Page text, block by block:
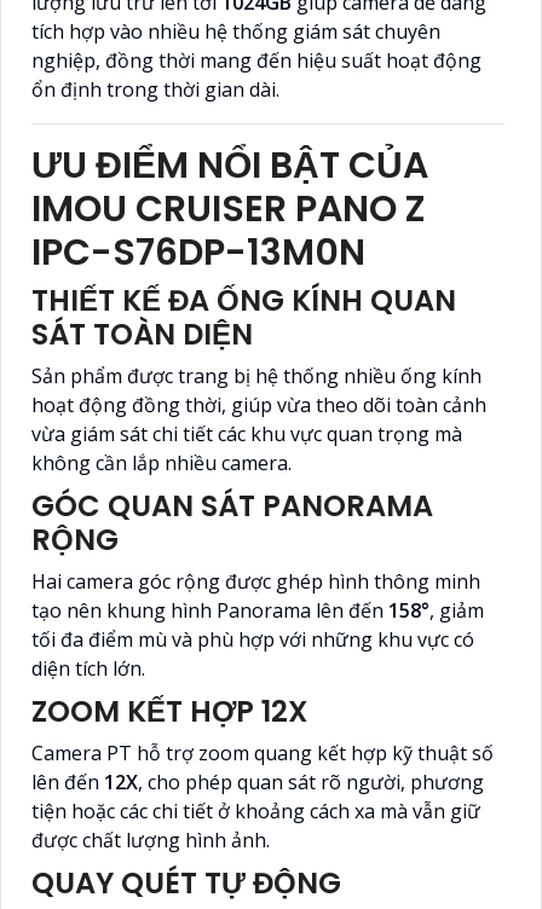
tích hợp vào nhiều hệ thống giám sát chuyên
nghiệp, đồng thời mang đến hiệu suất hoạt động
ổn định trong thời gian dài.
ƯU ĐIỂM NỔI BẬT CỦA
IMOU CRUISER PANO Z
IPC-S76DP-13M0N
THIẾT KẾ ĐA ỐNG KÍNH QUAN
SÁT TOÀN DIỆN
Sản phẩm được trang bị hệ thống nhiều ống kính
hoạt động đồng thời, giúp vừa theo dõi toàn cảnh
vừa giám sát chi tiết các khu vực quan trọng mà
không cần lắp nhiều camera.
GÓC QUAN SÁT PANORAMA
RỘNG
Hai camera góc rộng được ghép hình thông minh
tạo nên khung hình Panorama lên đến 158°, giảm
tối đa điểm mù và phù hợp với những khu vực có
diện tích lớn.
ZOOM KẾT HỢP 12X
Camera PT hỗ trợ zoom quang kết hợp kỹ thuật số
lên đến 12X, cho phép quan sát rõ người, phương
tiện hoặc các chi tiết ở khoảng cách xa mà vẫn giữ
được chất lượng hình ảnh.
QUAY QUÉT TỰ ĐỘNG